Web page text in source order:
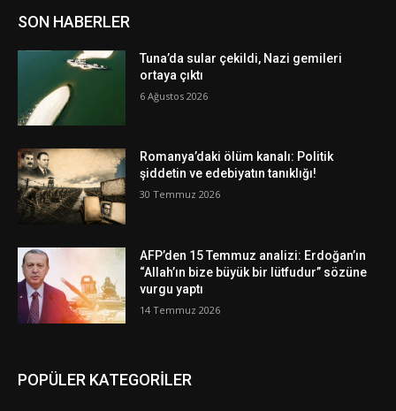
SON HABERLER
Tuna’da sular çekildi, Nazi gemileri
ortaya çıktı
6 Ağustos 2026
Romanya’daki ölüm kanalı: Politik
şiddetin ve edebiyatın tanıklığı!
30 Temmuz 2026
AFP’den 15 Temmuz analizi: Erdoğan’ın
“Allah’ın bize büyük bir lütfudur” sözüne
vurgu yaptı
14 Temmuz 2026
POPÜLER KATEGORİLER